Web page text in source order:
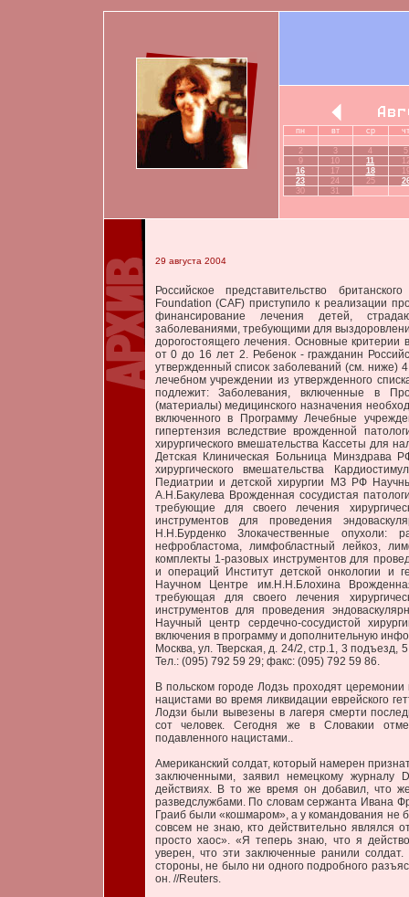
пн вт ср чт
2 3 4
5
9
10 11
16
17 18
23
24 25
30
31
29 августа 2004
Российское представительство
Foundation (CAF) приступило к реализации
финансирование лечения детей,
заболеваниями, требующими для
дорогостоящего лечения. Основные
от 0 до 16 лет 2. Ребенок - гражданин
утвержденный список заболеваний (см. ниже)
лечебном учреждении из утвержденного
подлежит: Заболевания, включенные в
(материалы) медицинского назначения
включенного в Программу Лечебные
гипертензия вследствие врожденной
хирургического вмешательства Кассеты для
Детская Клиническая Больница Минздрава
хирургического вмешательства
Педиатрии и детской хирургии МЗ РФ
А.Н.Бакулева Врожденная сосудистая
требующие для своего лечения
инструментов для проведения
Н.Н.Бурденко Злокачественные опухоли:
нефробластома, лимфобластный лейкоз,
комплекты 1-разовых инструментов для
и операций Институт детской онкологии и
Научном Центре им.Н.Н.Блохина
требующая для своего лечения
инструментов для проведения
Научный центр сердечно-сосудистой
включения в программу и дополнительную
Москва, ул. Тверская, д. 24/2, стр.1, 3
Тел.: (095) 792 59 29; факс: (095) 792 59 86.
В польском городе Лодзь проходят
нацистами во время ликвидации еврейского
Лодзи были вывезены в лагеря смерти
сот человек. Сегодня же в Словакии
подавленного нацистами..
Американский солдат, который намерен
заключенными, заявил немецкому журналу
действиях. В то же время он добавил, что
разведслужбами. По словам сержанта Ивана
Граиб были «кошмаром», а у командования не
совсем не знаю, кто действительно являлся
просто хаос». «Я теперь знаю, что я
уверен, что эти заключенные ранили
стороны, не было ни одного подробного
он. //Reuters.